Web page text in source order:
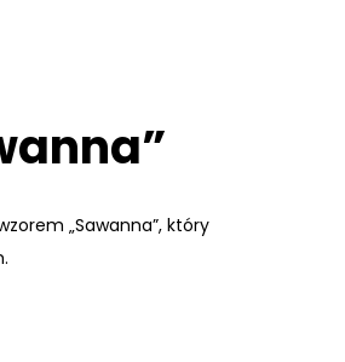
„Sawanna”, który